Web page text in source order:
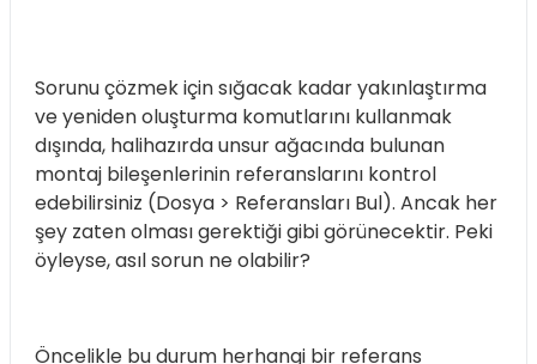
Sorunu çözmek için sığacak kadar yakınlaştırma
ve yeniden oluşturma komutlarını kullanmak
dışında, halihazırda unsur ağacında bulunan
montaj bileşenlerinin referanslarını kontrol
edebilirsiniz (Dosya > Referansları Bul). Ancak her
şey zaten olması gerektiği gibi görünecektir. Peki
öyleyse, asıl sorun ne olabilir?
Öncelikle bu durum herhangi bir referans